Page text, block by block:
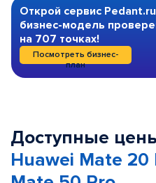
Открой сервис
бизнес-модель
на 707 точках!
Посмотреть бизнес-
план
Доступные
Huawei Mate 20